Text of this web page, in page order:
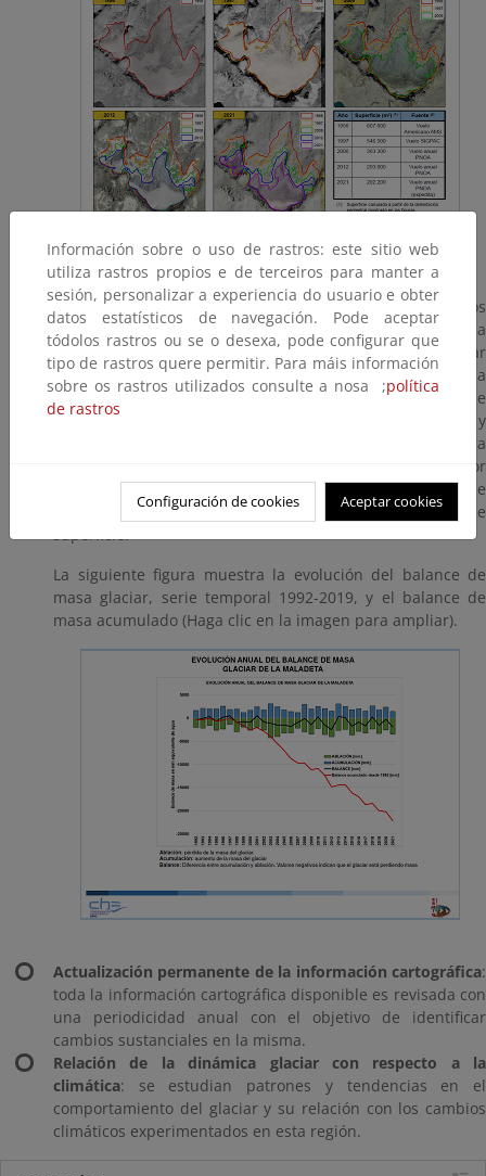
Cálculo anual del balance de masa glaciar : se realizan dos
campañas de medición de la masa glaciar para cada
temporada nival. Se hace una primera medición del glaciar
en el periodo de máxima acumulación y una segunda
medición en el período de máxima ablación (pérdida de
masa glaciar), pudiéndose así estimar el balance anual y
cuantificar las pérdidas/ganancias de la masa glaciar para
cada temporada nival. Este dato se usa como indicador
proporcionando información sobre la evolución anual de
los cambios en la masa del glaciar por unidad de
superficie.
La siguiente figura muestra la evolución del balance de
masa glaciar, serie temporal 1992-2019, y el balance de
masa acumulado (Haga clic en la imagen para ampliar).
Actualización permanente de la información cartográfica:
toda la información cartográfica disponible es revisada con
una periodicidad anual con el objetivo de identificar
cambios sustanciales en la misma.
Relación de la dinámica glaciar con respecto a la
climática: se estudian patrones y tendencias en el
comportamiento del glaciar y su relación con los cambios
climáticos experimentados en esta región.
Información sobre o uso de rastros: este sitio web
utiliza rastros propios e de terceiros para manter a
sesión, personalizar a experiencia do usuario e obter
datos estatísticos de navegación. Pode aceptar
tódolos rastros ou se o desexa, pode configurar que
tipo de rastros quere permitir. Para máis información
sobre os rastros utilizados consulte a nosa ;política
de rastros
Configuración de cookies Aceptar cookies